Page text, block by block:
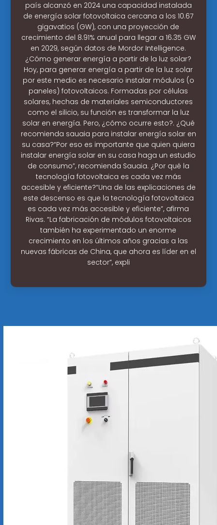
país alcanzó en 2024 una capacidad instalada
de energía solar fotovoltaica cercana a los 10.67
gigavatios (GW), con una proyección de
crecimiento del 8.91% anual para llegar a 16.35 GW
en 2029, según datos de Mordor Intelligence.
¿Cómo generar energía a partir de la luz solar?
Hoy, para generar energía a partir de la luz solar
por este medio es necesario instalar módulos (o
paneles) fotovoltaicos. Formadas por células
solares, hechas de materiales semiconductores
como el silicio, su función es transformar la luz
solar en energía. Pero, ¿cómo ocurre esto?. ¿Qué
recomienda sauaia para instalar energía solar en
su casa?“Por eso es importante que quien quiera
instalar energía solar en su casa haga un estudio
de consumo”, recomienda Sauaia. ¿Por qué la
tecnología fotovoltaica es cada vez más
accesible y eficiente?“Una de las explicaciones de
este descenso es que la tecnología fotovoltaica
es cada vez más accesible y eficiente”, afirma
Rivas. “La fabricación de módulos fotovoltaicos
también ha experimentado un enorme
crecimiento en los últimos años gracias a las
nuevas fábricas de China, que ahora es líder en el
sector”, expli